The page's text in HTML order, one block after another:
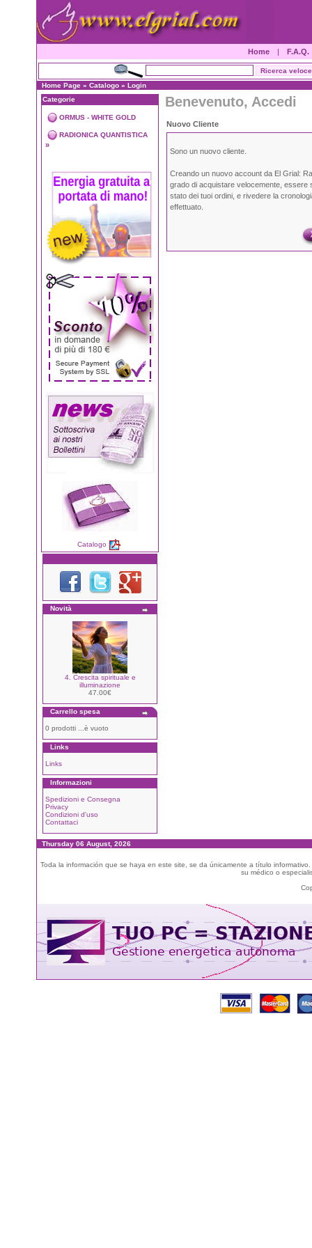
Home | F.A.Q.
Home Page » Catalogo » Login
Categorie
ORMUS - WHITE GOLD
RADIONICA QUANTISTICA
»
Catalogo
Novità
4. Crescita spirituale e
illuminazione
47.00€
Carrello spesa
0 prodotti ...è vuoto
Links
Links
Informazioni
Spedizioni e Consegna
Privacy
Condizioni d'uso
Contattaci
Benevenuto, Accedi
Nuovo Cliente
Sono un nuovo cliente.
Creando un nuovo account da El Grial:
grado di acquistare velocemente, essere
stato dei tuoi ordini, e rivedere la
effettuato.
Thursday 06 August, 2026
Toda la información que se haya en este site, se da únicamente a título
su médico o